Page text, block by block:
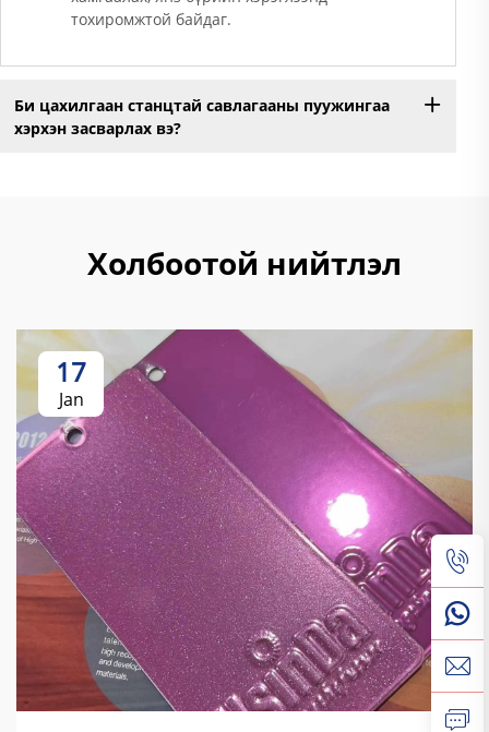
тохиромжтой байдаг.
Би цахилгаан станцтай савлагааны пуужингаа
хэрхэн засварлах вэ?
Холбоотой нийтлэл
17
Jan